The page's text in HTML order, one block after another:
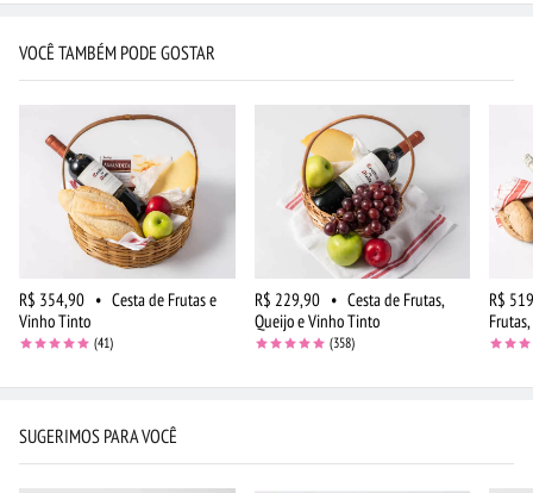
VOCÊ TAMBÉM PODE GOSTAR
R$ 354,90 • Cesta de Frutas e
Vinho Tinto
(41)
R$ 229,90 • Cesta de Frutas,
Queijo e Vinho Tinto
(358)
R$
SUGERIMOS PARA VOCÊ